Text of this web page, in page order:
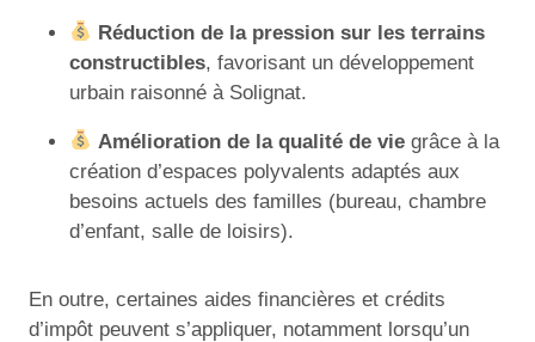
Réduction de la pression sur les terrains
constructibles, favorisant un développement
urbain raisonné à Solignat.
Amélioration de la qualité de vie grâce à la
création d’espaces polyvalents adaptés aux
besoins actuels des familles (bureau, chambre
d’enfant, salle de loisirs).
En outre, certaines aides financières et crédits
d’impôt peuvent s’appliquer, notamment lorsqu’un